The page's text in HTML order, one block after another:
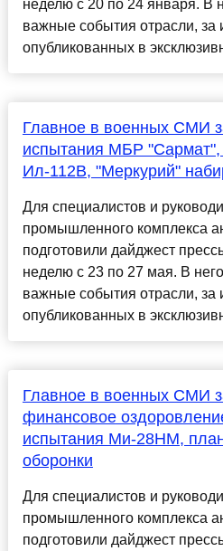
неделю с 20 по 24 января. В
важные события отрасли, за
опубликованных в
Главное в военных СМИ
испытания МБР
Ил-112В, "Меркурий"
Для специалистов и
промышленного комплекса
подготовили дайджест
неделю с 23 по 27 мая. В
важные события отрасли, за
опубликованных в
Главное в военных СМИ
финансовое
испытания Ми-28НМ,
оборонки
Для специалистов и
промышленного комплекса
подготовили дайджест